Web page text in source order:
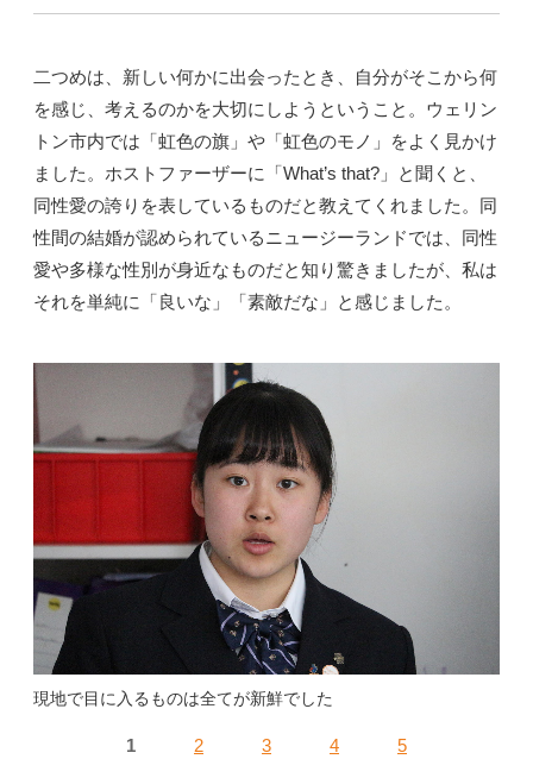
二つめは、新しい何かに出会ったとき、自分がそこから何
を感じ、考えるのかを大切にしようということ。ウェリン
トン市内では「虹色の旗」や「虹色のモノ」をよく見かけ
ました。ホストファーザーに「What’s that?」と聞くと、
同性愛の誇りを表しているものだと教えてくれました。同
性間の結婚が認められているニュージーランドでは、同性
愛や多様な性別が身近なものだと知り驚きましたが、私は
それを単純に「良いな」「素敵だな」と感じました。
現地で目に入るものは全てが新鮮でした
1 2 3 4 5